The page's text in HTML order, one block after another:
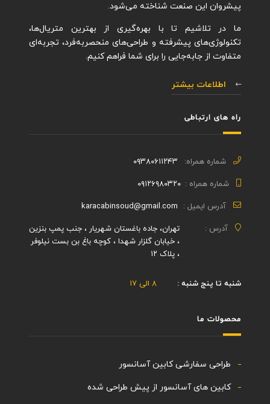
پیشروان این صنعت شناخته می‌شود.
ما در تلاشیم تا با بهره‌گیری از بهترین متریال‌ها،
تکنولوژی‌های پیشرفته و طراحی‌های منحصربه‌فرد، تجربه‌ای
متفاوت از جابه‌جایی را برای شما فراهم کنیم.
راه های ارتباطی
شماره همراه: ۰۹۳۸۰۶۱۱۲۴۳
شماره همراه : ۰۹۱۲۶۹۸۰۳۲۰
آدرس ایمیل : karacabinsoud@gmail.com
آدرس :
تهران، جاده باغستان شهریار ، جنب پمپ بنزین
، خیابان گلزار شهدا ، کوچه باغ بن بست نیلوفر
، پلاک ۱۲
شنبه تا پنج شنبه : ۸ الی ۱۷
محصولات ما
طراحی سفارشی کابین آسانسور
کابین های آسانسور از پیش طراحی شده